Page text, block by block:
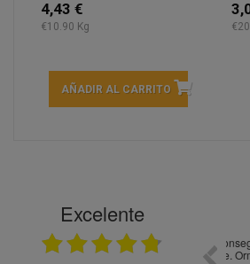
4,43 €
€10.90 Kg
AÑADIR AL CARRITO
Excelente